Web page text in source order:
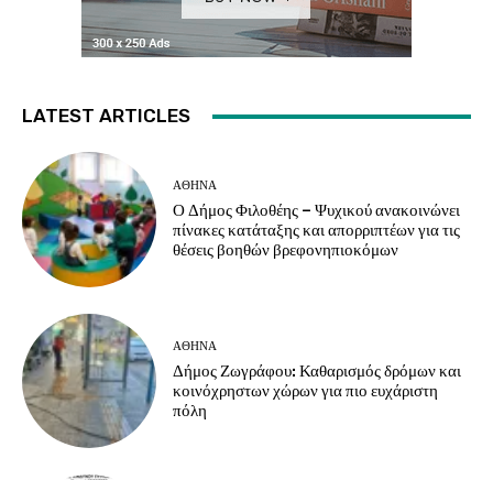
LATEST ARTICLES
ΑΘΗΝΑ
Ο Δήμος Φιλοθέης – Ψυχικού ανακοινώνει
πίνακες κατάταξης και απορριπτέων για τις
θέσεις βοηθών βρεφονηπιοκόμων
ΑΘΗΝΑ
Δήμος Ζωγράφου: Καθαρισμός δρόμων και
κοινόχρηστων χώρων για πιο ευχάριστη
πόλη